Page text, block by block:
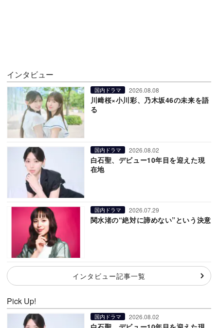
インタビュー
国内ドラマ 2026.08.08
川﨑桜×小川彩、乃木坂46の未来を語
る
国内ドラマ 2026.08.02
白石聖、デビュー10年目を迎えた現
在地
国内ドラマ 2026.07.29
関水渚の“絶対に諦めない”という決意
インタビュー記事一覧
Pick Up!
国内ドラマ 2026.08.02